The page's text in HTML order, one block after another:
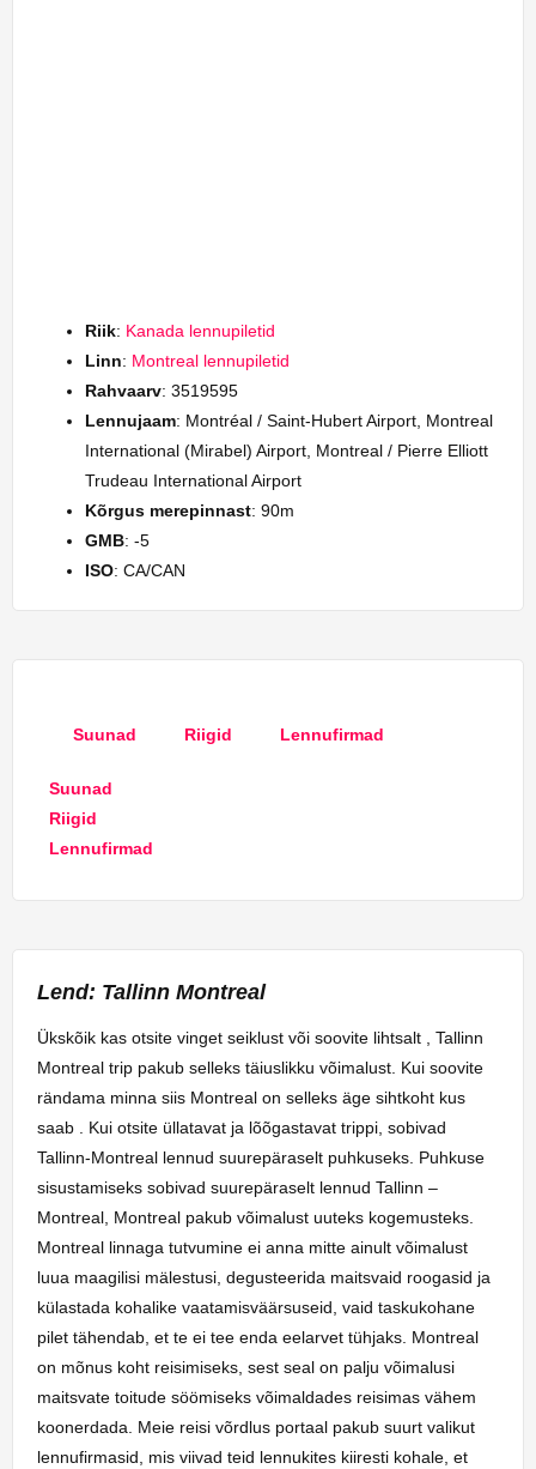
Riik: Kanada lennupiletid
Linn: Montreal lennupiletid
Rahvaarv: 3519595
Lennujaam: Montréal / Saint-Hubert Airport, Montreal
International (Mirabel) Airport, Montreal / Pierre Elliott
Trudeau International Airport
Kõrgus merepinnast: 90m
GMB: -5
ISO: CA/CAN
Suunad Riigid Lennufirmad
Suunad
Riigid
Lennufirmad
Lend: Tallinn Montreal
Ükskõik kas otsite vinget seiklust või soovite lihtsalt , Tallinn
Montreal trip pakub selleks täiuslikku võimalust. Kui soovite
rändama minna siis Montreal on selleks äge sihtkoht kus
saab . Kui otsite üllatavat ja lõõgastavat trippi, sobivad
Tallinn-Montreal lennud suurepäraselt puhkuseks. Puhkuse
sisustamiseks sobivad suurepäraselt lennud Tallinn –
Montreal, Montreal pakub võimalust uuteks kogemusteks.
Montreal linnaga tutvumine ei anna mitte ainult võimalust
luua maagilisi mälestusi, degusteerida maitsvaid roogasid ja
külastada kohalike vaatamisväärsuseid, vaid taskukohane
pilet tähendab, et te ei tee enda eelarvet tühjaks. Montreal
on mõnus koht reisimiseks, sest seal on palju võimalusi
maitsvate toitude söömiseks võimaldades reisimas vähem
koonerdada. Meie reisi võrdlus portaal pakub suurt valikut
lennufirmasid, mis viivad teid lennukites kiiresti kohale, et